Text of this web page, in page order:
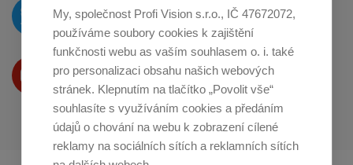
My, společnost Profi Vision s.r.o., IČ 47672072,
používáme soubory cookies k zajištění
funkčnosti webu as vaším souhlasem o. i. také
pro personalizaci obsahu našich webových
stránek. Klepnutím na tlačítko „Povolit vše“
souhlasíte s využíváním cookies a předáním
údajů o chování na webu k zobrazení cílené
reklamy na sociálních sítích a reklamních sítích
O novinkách píšeme
naTwitteru
Produkty Vám představujeme
na Youtube